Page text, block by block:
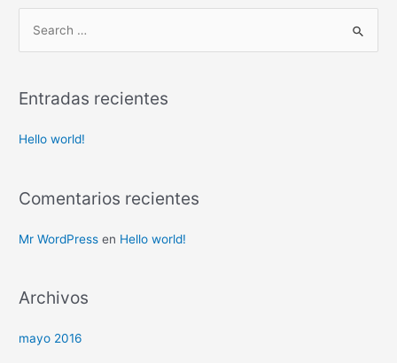
c
r
:
Entradas recientes
Hello world!
Comentarios recientes
Mr WordPress en Hello world!
Archivos
mayo 2016